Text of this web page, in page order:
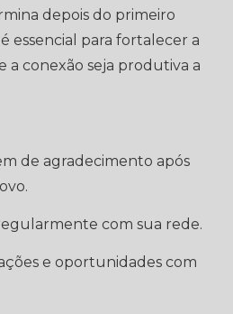
depois do primeiro
essencial para fortalecer a
a conexão seja produtiva a
com sua rede.